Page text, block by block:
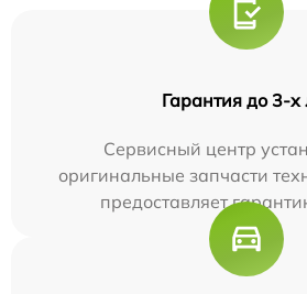
Гарантия до 3-х
Сервисный центр
оригинальные запчасти
предоставляет